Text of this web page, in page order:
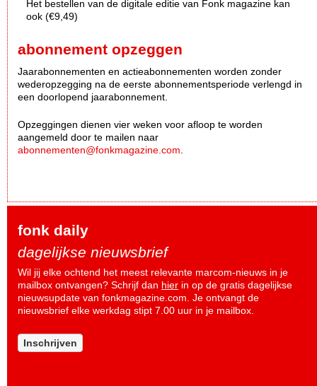
Het bestellen van de digitale editie van Fonk magazine kan
ook (€9,49)
abonnement opzeggen
Jaarabonnementen en actieabonnementen worden zonder
wederopzegging na de eerste abonnementsperiode verlengd in
een doorlopend jaarabonnement.
Opzeggingen dienen vier weken voor afloop te worden
aangemeld door te mailen naar
abonnementen@fonkmagazine.com
fonk daily
dagelijkse nieuwsbrief
Wil jij elke ochtend het meest relevante marcom-nieuws in je
mailbox ontvangen? Schrijf dan hier in op de gratis dagelijkse
nieuwsupdate van fonkmagazine.com. Je ontvangt de
nieuwsbrief elke werkdag stipt 7.00 uur in je mailbox.
Inschrijven